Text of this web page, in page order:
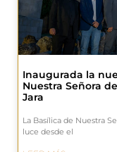
Inaugurada la
Nuestra Señora
Jara
La Basílica de Nuestra
luce desde el